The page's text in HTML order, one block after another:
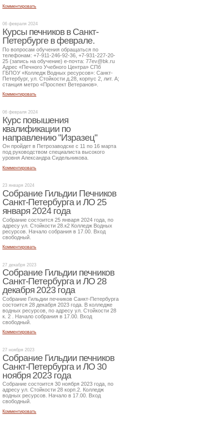
Комментировать
06 февраля 2024
Курсы печников в Санкт-
Петербурге в феврале.
По вопросам обучения обращаться по
телефонам: +7-911-246-92-36, +7-931-227-20-
25 (запись на обучение) е-почта: 77ev@bk.ru
Адрес «Печного Учебного Центра» СПб
ГБПОУ «Колледж Водных ресурсов»: Санкт-
Петербург, ул. Стойкости д.28, корпус 2, лит. А;
станция метро «Проспект Ветеранов».
Комментировать
06 февраля 2024
Курс повышения
квалификации по
направлению "Изразец"
Он пройдет в Петрозаводске с 11 по 16 марта
под руководством специалиста высокого
уровня Александра Сидельникова.
Комментировать
23 января 2024
Собрание Гильдии Печников
Санкт-Петербурга и ЛО 25
января 2024 года
Собрание состоится 25 января 2024 года, по
адресу ул. Стойкости 28.к2 Колледж Водных
ресурсов. Начало собрания в 17.00. Вход
свободный.
Комментировать
27 декабря 2023
Собрание Гильдии печников
Санкт-Петербурга и ЛО 28
декабря 2023 года
Собрание Гильдии печников Санкт-Петербурга
состоится 28 декабря 2023 года. В колледже
водных ресурсов, по адресу ул. Стойкости 28
к. 2 . Начало собрания в 17.00. Вход
свободный.
Комментировать
27 ноября 2023
Собрание Гильдии печников
Санкт-Петербурга и ЛО 30
ноября 2023 года
Собрание состоится 30 ноября 2023 года, по
адресу ул. Стойкости 28 корп.2. Колледж
водных ресурсов. Начало в 17.00. Вход
свободный.
Комментировать